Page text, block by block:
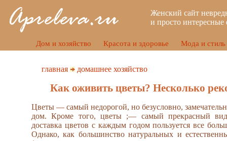
Женский сайт
и просто
Дом и хозяйство Красота и здоровье Мода и стиль
главная домашнее хозяйство
Как оживить цветы? Несколько
Цветы — самый недорогой, но безусловно,
дом. Кроме того, цветы ;— самый прекрасный вид
доставка цветов с каждым годом пользуется все
Однако, как большинство натуральных и